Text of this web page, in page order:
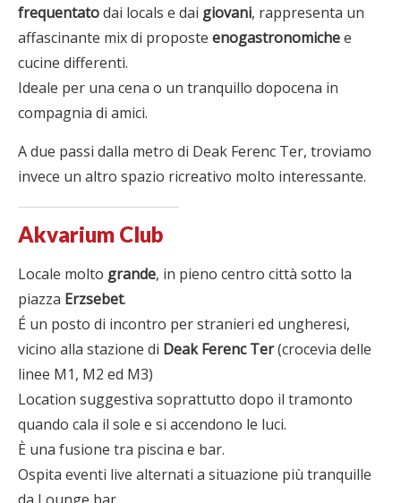
frequentatodai locals e dai giovani, rappresenta un
affascinante mix di proposte enogastronomichee
cucine differenti.
Ideale per una cena o un tranquillo dopocena in
compagnia di amici.
A due passi dalla metro di Deak Ferenc Ter, troviamo
invece un altro spazio ricreativo molto interessante.
Akvarium Club
Locale molto grande, in pieno centro città sotto la
piazza Erzsebet.
É un posto di incontro per stranieri ed ungheresi,
vicino alla stazione di Deak Ferenc Ter(crocevia delle
linee M1, M2 ed M3)
Location suggestiva soprattutto dopo il tramonto
quando cala il sole e si accendono le luci.
È una fusione tra piscina e bar.
Ospita eventi live alternati a situazione più tranquille